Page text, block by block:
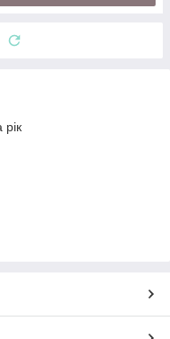
рік